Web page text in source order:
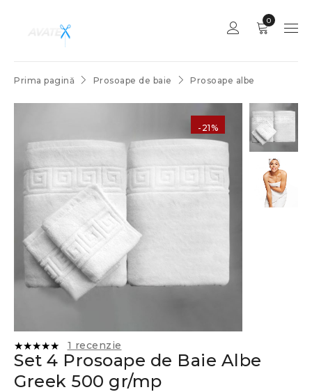
0
Prima pagină Prosoape de baie Prosoape albe
-21%
Evaluat la
5 pe baza
1 recenzie
Set 4 Prosoape de Baie Albe
Greek 500 gr/mp